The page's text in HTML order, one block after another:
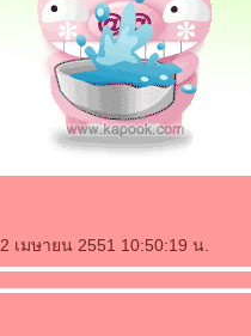
เมษายน 2551 10:50:19 น.